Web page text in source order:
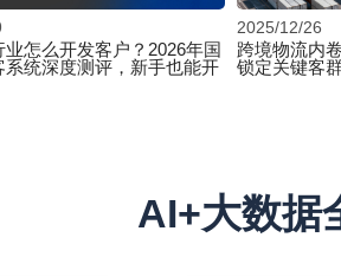
业怎么开发客户？2026年国
系统深度测评，新手也能开
2025/12/26
跨境物流内
锁定关键客
AI+大数据